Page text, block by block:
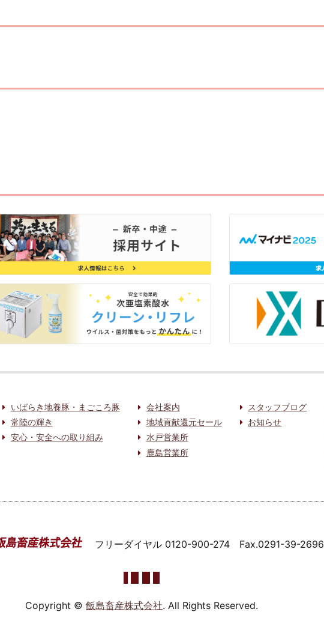
いばらき地養豚・まごころ豚
常陸の輝き
安心・安全への取り組み
会社案内
地域貢献還元セール
水戸営業所
鹿島営業所
スタッフブログ
お知らせ
フリーダイヤル 0120-900-274 Fax.0291-39-2696
Copyright © 飯島畜産株式会社. All Rights Reserved.